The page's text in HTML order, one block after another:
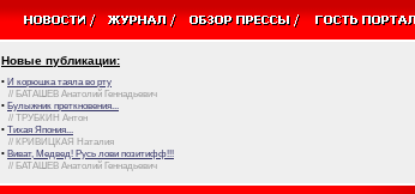
Новые публикации:
• И корюшка таяла во рту
// БАТАШЕВ Анатолий Геннадьевич
• Булыжник преткновения...
// ТРУБКИН Антон
• Тихая Япония...
// КРИВИЦКАЯ Наталия
• Виват, Медвед! Русь лови позитифф!!!
// БАТАШЕВ Анатолий Геннадьевич